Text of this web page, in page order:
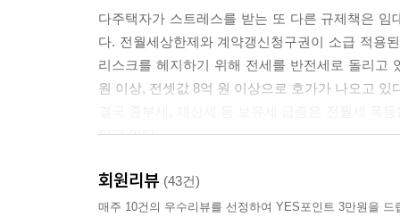
다주택자가 스트레스를 받는 또 다른 규제책은
다. 전월세상한제와 계약갱신청구권이 소급 적용
리스크를 헤지하기 위해 전세를 반전세로 돌리고
원 이상, 전셋값 8억 원 이상으로 호가가 나오고 있
되고 있다.
문재인 정부 집권 동안 강도 높은 규제책으로 다
회원리뷰 (43건)
매주 10건의 우수리뷰를 선정하여 YES포인트 3만원을 드